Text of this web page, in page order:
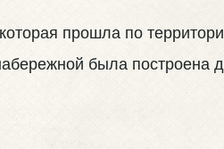
прошла по
была построена